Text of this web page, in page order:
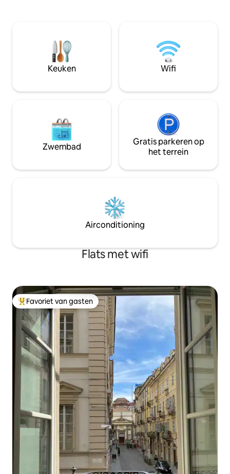
uitzicht op de wijngaarden, plus een
eigen patio met barbecue, een volledig
uitgeruste keuken, airconditioning en
parkeergelegenheid voor de omheinde
romantisch uitstapje. Ideaal voor
truffelbeurs
mooie kleine
waaronder
Keuken Wifi
Zwembad
Gratis parkeren op
het terrein
Airconditioning
Flats met wifi
Topfavoriet van gasten
Favoriet van gasten